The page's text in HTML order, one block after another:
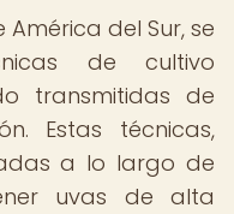
América del Sur, se
de cultivo
transmitidas de
Estas técnicas,
a lo largo de
uvas de alta